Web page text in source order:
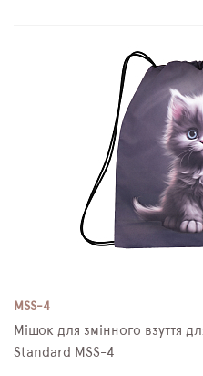
MSS-4
Мішок для змінного взуття
Standard MSS-4